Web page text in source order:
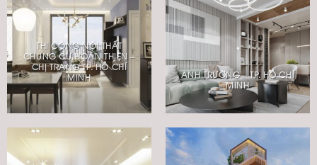
THI CÔNG NỘI THẤT
CHUNG CƯ HOÀN THIỆN –
CHỊ TRANG TP. HỒ CHÍ
MINH
ANH TRƯỜNG – TP. HỒ CHÍ
MINH